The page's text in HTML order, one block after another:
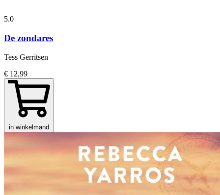
5.0
De zondares
Tess Gerritsen
€ 12,99
in winkelmand